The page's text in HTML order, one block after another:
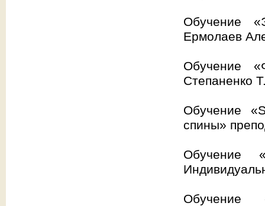
Обучение
Ермолаев
Обучение
Степаненко
Обучение
спины»
Обучение
Обучение